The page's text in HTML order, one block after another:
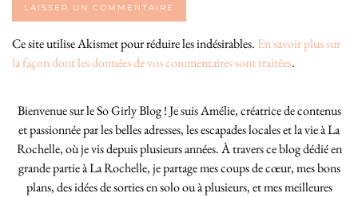
Ce site utilise Akismet pour réduire les indésirables. En savoir plus sur
la façon dont les données de vos commentaires sont traitées.
Bienvenue sur le So Girly Blog ! Je suis Amélie, créatrice de contenus
et passionnée par les belles adresses, les escapades locales et la vie à La
Rochelle, où je vis depuis plusieurs années. À travers ce blog dédié en
grande partie à La Rochelle, je partage mes coups de cœur, mes bons
plans, des idées de sorties en solo ou à plusieurs, et mes meilleures